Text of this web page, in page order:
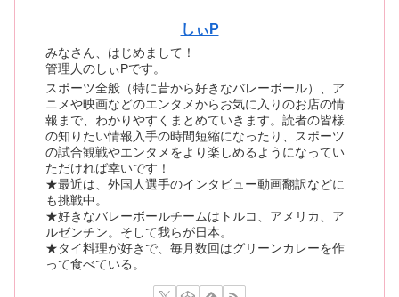
しぃP
みなさん、はじめまして！
管理人のしぃPです。
スポーツ全般（特に昔から好きなバレーボール）、ア
ニメや映画などのエンタメからお気に入りのお店の情
報まで、わかりやすくまとめていきます。読者の皆様
の知りたい情報入手の時間短縮になったり、スポーツ
の試合観戦やエンタメをより楽しめるようになってい
ただければ幸いです！
★最近は、外国人選手のインタビュー動画翻訳などに
も挑戦中。
★好きなバレーボールチームはトルコ、アメリカ、ア
ルゼンチン。そして我らが日本。
★タイ料理が好きで、毎月数回はグリーンカレーを作
って食べている。